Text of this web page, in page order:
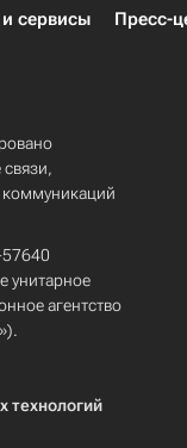
сервисы Пресс-
унитарное
агентство
технологий